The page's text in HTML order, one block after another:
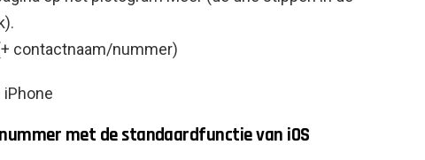
contactnaam/nummer)
met de standaardfunctie van iOS